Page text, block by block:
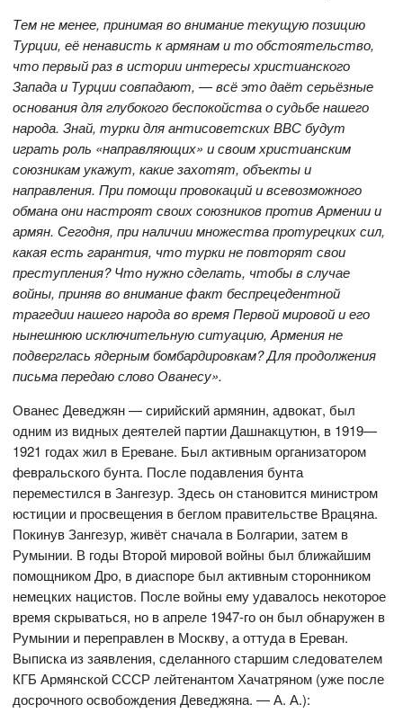
Тем не менее, принимая во внимание текущую позицию
Турции, её ненависть к армянам и то обстоятельство,
что первый раз в истории интересы христианского
Запада и Турции совпадают, — всё это даёт серьёзные
основания для глубокого беспокойства о судьбе нашего
народа. Знай, турки для антисоветских ВВС будут
играть роль «направляющих» и своим христианским
союзникам укажут, какие захотят, объекты и
направления. При помощи провокаций и всевозможного
обмана они настроят своих союзников против Армении и
армян. Сегодня, при наличии множества протурецких сил,
какая есть гарантия, что турки не повторят свои
преступления? Что нужно сделать, чтобы в случае
войны, приняв во внимание факт беспрецедентной
трагедии нашего народа во время Первой мировой и его
нынешнюю исключительную ситуацию, Армения не
подверглась ядерным бомбардировкам? Для продолжения
письма передаю слово Ованесу».
Ованес Деведжян — сирийский армянин, адвокат, был
одним из видных деятелей партии Дашнакцутюн, в 1919—
1921 годах жил в Ереване. Был активным организатором
февральского бунта. После подавления бунта
переместился в Зангезур. Здесь он становится министром
юстиции и просвещения в беглом правительстве Врацяна.
Покинув Зангезур, живёт сначала в Болгарии, затем в
Румынии. В годы Второй мировой войны был ближайшим
помощником Дро, в диаспоре был активным сторонником
немецких нацистов. После войны ему удавалось некоторое
время скрываться, но в апреле 1947-го он был обнаружен в
Румынии и переправлен в Москву, а оттуда в Ереван.
Выписка из заявления, сделанного старшим следователем
КГБ Армянской СССР лейтенантом Хачатряном (уже после
досрочного освобождения Деведжяна. — А. А.):